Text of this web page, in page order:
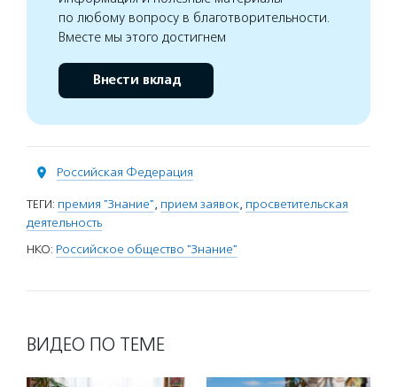
по любому вопросу в благотворительности.
Вместе мы этого достигнем
Внести вклад
Российская Федерация
ТЕГИ: премия "Знание", прием заявок, просветительская
деятельность
НКО: Российское общество "Знание"
ВИДЕО ПО ТЕМЕ